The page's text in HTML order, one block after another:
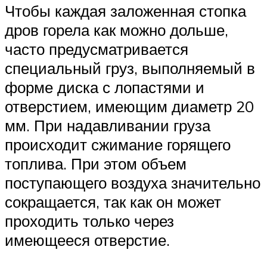
Чтобы каждая заложенная стопка
дров горела как можно дольше,
часто предусматривается
специальный груз, выполняемый в
форме диска с лопастями и
отверстием, имеющим диаметр 20
мм. При надавливании груза
происходит сжимание горящего
топлива. При этом объем
поступающего воздуха значительно
сокращается, так как он может
проходить только через
имеющееся отверстие.